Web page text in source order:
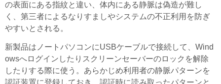
の表面にある指紋と違い、体内にある静脈は偽造が難し
く、第三者によるなりすましやシステムの不正利用を防ぎ
やすいとされる。
新製品はノートパソコンにUSBケーブルで接続して、Wind
owsへログインしたりスクリーンセーバーのロックを解除
したりする際に使う。あらかじめ利用者の静脈パターンを